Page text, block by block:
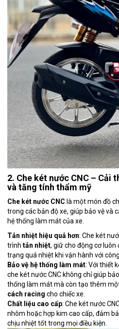
2. Che két nước CNC – Cải
và tăng tính thẩm mỹ
Che két nước CNC là một món đồ
trong các bản độ xe, giúp bảo vệ và
hệ thống làm mát của xe.
Tản nhiệt hiệu quả hơn: Che két
trình tản nhiệt, giữ cho động cơ luôn
trạng quá nhiệt khi vận hành với
Bảo vệ hệ thống làm mát: Với thiết
che két nước CNC không chỉ giúp
thống làm mát mà còn tạo thêm
cách racing cho chiếc xe.
Chất liệu cao cấp: Che két nước
nhôm hoặc hợp kim cao cấp, đảm
chịu nhiệt tốt trong mọi điều kiện.